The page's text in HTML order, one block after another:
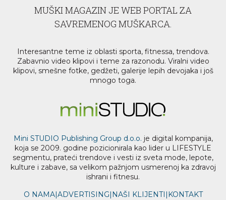
MUŠKI MAGAZIN JE WEB PORTAL ZA
SAVREMENOG MUŠKARCA.
Interesantne teme iz oblasti sporta, fitnessa, trendova.
Zabavnio video klipovi i teme za razonodu. Viralni video
klipovi, smešne fotke, gedžeti, galerije lepih devojaka i još
mnogo toga.
Mini STUDIO Publishing Group d.o.o. je digital kompanija,
koja se 2009. godine pozicionirala kao lider u LIFESTYLE
segmentu, prateći trendove i vesti iz sveta mode, lepote,
kulture i zabave, sa velikom pažnjom usmerenoj ka zdravoj
ishrani i fitnesu.
O NAMA|ADVERTISING| NAŠI KLIJENTI | KONTAKT